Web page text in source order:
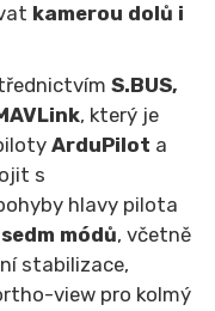
kamerou dolů i
S.BUS,
, který je
ArduPilot a
s
hlavy pilota
sedm módů, včetně
stabilizace,
view pro kolmý